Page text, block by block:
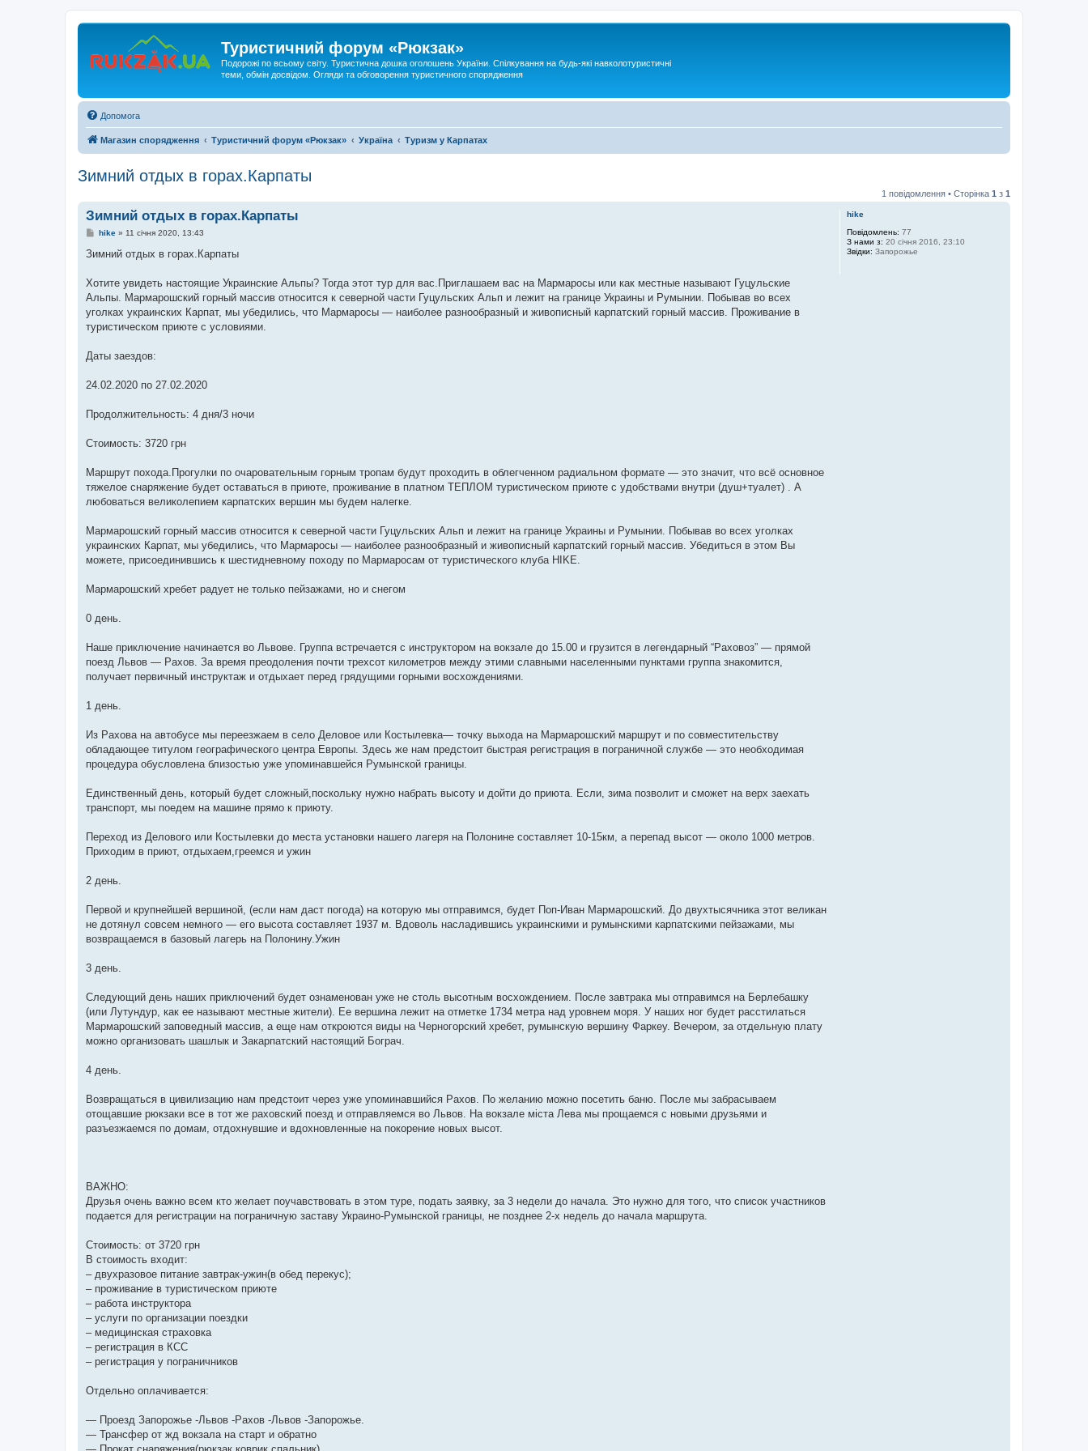
Туристичний форум «Рюкзак»
Подорожі по всьому світу. Туристична дошка оголошень України. Спілкування на будь-які навколотуристичні
теми, обмін досвідом. Огляди та обговорення туристичного спорядження
Допомога
Магазин спорядження Туристичний форум «Рюкзак» Україна Туризм у Карпатах
Зимний отдых в горах.Карпаты
1 повідомлення • Сторінка 1 з 1
hike
Повідомлень: 77
З нами з: 20 січня 2016, 23:10
Звідки: Запорожье
Зимний отдых в горах.Карпаты
П
в
о
л
е
н
hike» 11 січня 2020, 13:43
Зимний отдых в горах.Карпаты
Хотите увидеть настоящие Украинские Альпы? Тогда этот тур для вас.Приглашаем вас на Мармаросы или как местные называют Гуцульские
Альпы. Мармарошский горный массив относится к северной части Гуцульских Альп и лежит на границе Украины и Румынии. Побывав во всех
уголках украинских Карпат, мы убедились, что Мармаросы — наиболее разнообразный и живописный карпатский горный массив. Проживание в
туристическом приюте с условиями.
Даты заездов:
24.02.2020 по 27.02.2020
Продолжительность: 4 дня/3 ночи
Стоимость: 3720 грн
Маршрут похода.Прогулки по очаровательным горным тропам будут проходить в облегченном радиальном формате — это значит, что всё основное
тяжелое снаряжение будет оставаться в приюте, проживание в платном ТЕПЛОМ туристическом приюте с удобствами внутри (душ+туалет) . А
любоваться великолепием карпатских вершин мы будем налегке.
Мармарошский горный массив относится к северной части Гуцульских Альп и лежит на границе Украины и Румынии. Побывав во всех уголках
украинских Карпат, мы убедились, что Мармаросы — наиболее разнообразный и живописный карпатский горный массив. Убедиться в этом Вы
можете, присоединившись к шестидневному походу по Мармаросам от туристического клуба HIKE.
Мармарошский хребет радует не только пейзажами, но и снегом
0 день.
Наше приключение начинается во Львове. Группа встречается с инструктором на вокзале до 15.00 и грузится в легендарный “Раховоз” — прямой
поезд Львов — Рахов. За время преодоления почти трехсот километров между этими славными населенными пунктами группа знакомится,
получает первичный инструктаж и отдыхает перед грядущими горными восхождениями.
1 день.
Из Рахова на автобусе мы переезжаем в село Деловое или Костылевка— точку выхода на Мармарошский маршрут и по совместительству
обладающее титулом географического центра Европы. Здесь же нам предстоит быстрая регистрация в пограничной службе — это необходимая
процедура обусловлена близостью уже упоминавшейся Румынской границы.
Единственный день, который будет сложный,поскольку нужно набрать высоту и дойти до приюта. Если, зима позволит и сможет на верх заехать
транспорт, мы поедем на машине прямо к приюту.
Переход из Делового или Костылевки до места установки нашего лагеря на Полонине составляет 10-15км, а перепад высот — около 1000 метров.
Приходим в приют, отдыхаем,греемся и ужин
2 день.
Первой и крупнейшей вершиной, (если нам даст погода) на которую мы отправимся, будет Поп-Иван Мармарошский. До двухтысячника этот великан
не дотянул совсем немного — его высота составляет 1937 м. Вдоволь насладившись украинскими и румынскими карпатскими пейзажами, мы
возвращаемся в базовый лагерь на Полонину.Ужин
3 день.
Следующий день наших приключений будет ознаменован уже не столь высотным восхождением. После завтрака мы отправимся на Берлебашку
(или Лутундур, как ее называют местные жители). Ее вершина лежит на отметке 1734 метра над уровнем моря. У наших ног будет расстилаться
Мармарошский заповедный массив, а еще нам откроются виды на Черногорский хребет, румынскую вершину Фаркеу. Вечером, за отдельную плату
можно организовать шашлык и Закарпатский настоящий Бограч.
4 день.
Возвращаться в цивилизацию нам предстоит через уже упоминавшийся Рахов. По желанию можно посетить баню. После мы забрасываем
отощавшие рюкзаки все в тот же раховский поезд и отправляемся во Львов. На вокзале міста Лева мы прощаемся с новыми друзьями и
разъезжаемся по домам, отдохнувшие и вдохновленные на покорение новых высот.
ВАЖНО:
Друзья очень важно всем кто желает поучавствовать в этом туре, подать заявку, за 3 недели до начала. Это нужно для того, что список участников
подается для регистрации на пограничную заставу Украино-Румынской границы, не позднее 2-х недель до начала маршрута.
Стоимость: от 3720 грн
В стоимость входит:
– двухразовое питание завтрак-ужин(в обед перекус);
– проживание в туристическом приюте
– работа инструктора
– услуги по организации поездки
– медицинская страховка
– регистрация в КСС
– регистрация у пограничников
Отдельно оплачивается:
— Проезд Запорожье -Львов -Рахов -Львов -Запорожье.
— Трансфер от жд вокзала на старт и обратно